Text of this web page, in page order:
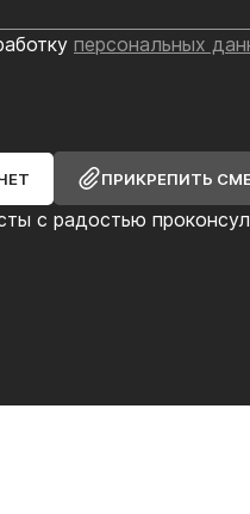
с радостью
персональных
ПРИКРЕПИТЬ